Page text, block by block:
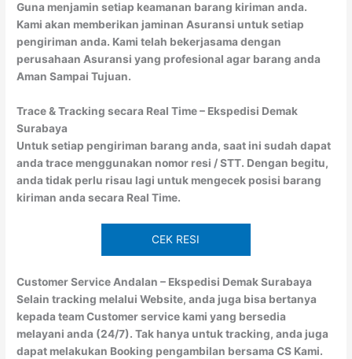
Guna menjamin setiap keamanan barang kiriman anda.
Kami akan memberikan jaminan Asuransi untuk setiap
pengiriman anda. Kami telah bekerjasama dengan
perusahaan Asuransi yang profesional agar barang anda
Aman Sampai Tujuan.
Trace & Tracking secara Real Time – Ekspedisi Demak
Surabaya
Untuk setiap pengiriman barang anda, saat ini sudah dapat
anda trace menggunakan nomor resi / STT. Dengan begitu,
anda tidak perlu risau lagi untuk mengecek posisi barang
kiriman anda secara Real Time.
CEK RESI
Customer Service Andalan – Ekspedisi Demak Surabaya
Selain tracking melalui Website, anda juga bisa bertanya
kepada team Customer service kami yang bersedia
melayani anda (24/7). Tak hanya untuk tracking, anda juga
dapat melakukan Booking pengambilan bersama CS Kami.